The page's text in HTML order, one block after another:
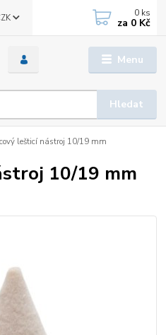
Menu
Hledat
0 ks
za 0 Kč
lešticí nástroj 10/19 mm
10/19 mm